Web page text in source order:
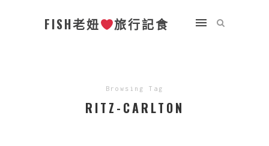
FISH老妞 旅行記食
Browsing Tag
RITZ-CARLTON